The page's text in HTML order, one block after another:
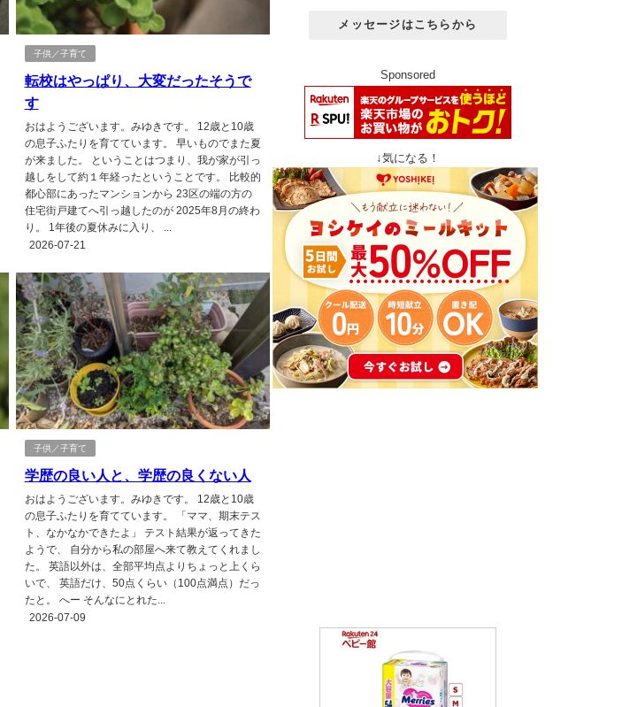
子供／子育て
転校はやっぱり、大変だったそうで
す
おはようございます。みゆきです。 12歳と10歳
の息子ふたりを育てています。 早いものでまた夏
が来ました。 ということはつまり、我が家が引っ
越しをして約１年経ったということです。 比較的
都心部にあったマンションから 23区の端の方の
住宅街戸建てへ引っ越したのが 2025年8月の終わ
り。 1年後の夏休みに入り、 ...
2026-07-21
子供／子育て
学歴の良い人と、学歴の良くない人
おはようございます。みゆきです。 12歳と10歳
の息子ふたりを育てています。 「ママ、期末テス
ト、なかなかできたよ」 テスト結果が返ってきた
ようで、 自分から私の部屋へ来て教えてくれまし
た。 英語以外は、全部平均点よりちょっと上くら
いで、 英語だけ、50点くらい（100点満点）だっ
たと。 へー そんなにとれた...
2026-07-09
メッセージはこちらから
Sponsored
↓気になる！